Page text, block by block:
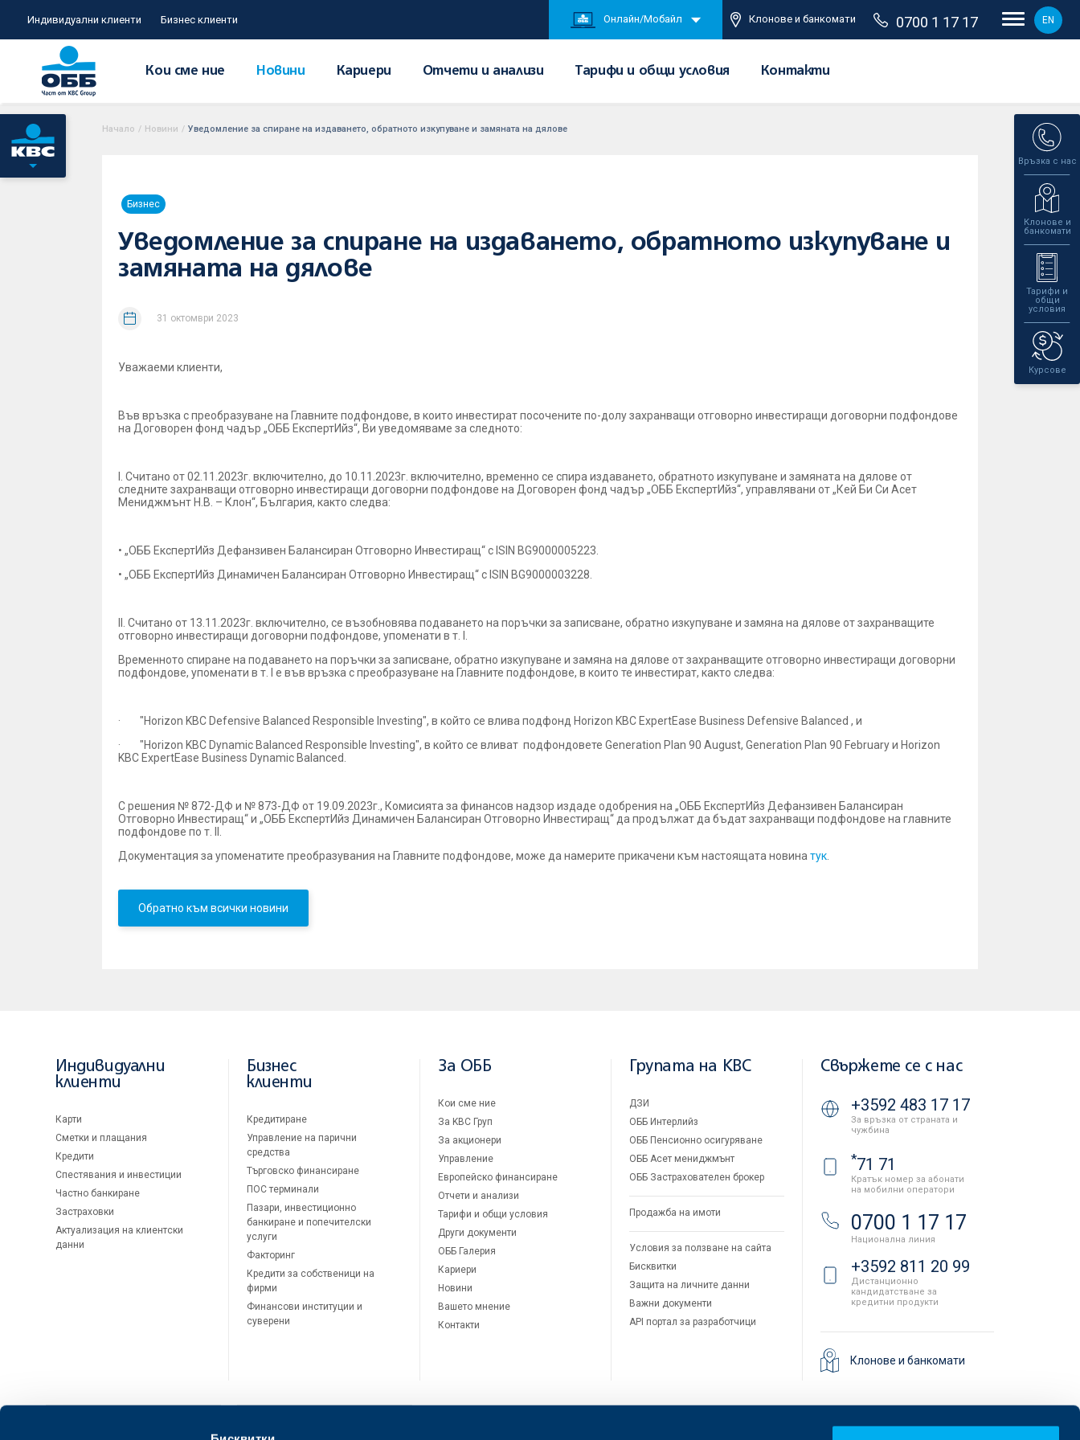
Индивидуални клиенти Бизнес клиенти Онлайн/Мобайл Клонове и банкомати 0700 1 17 17 EN
Кои сме ние Новини Кариери Отчети и анализи Тарифи и общи условия Контакти
Връзка с нас
Клонове и
банкомати
Тарифи и
общи
условия
Курсове
Начало / Новини / Уведомление за спиране на издаването, обратното изкупуване и замяната на дялове
Бизнес
Уведомление за спиране на издаването, обратното изкупуване и
замяната на дялове
31 октомври 2023
Уважаеми клиенти,
Във връзка с преобразуване на Главните подфондове, в които инвестират посочените по-долу захранващи отговорно инвестиращи договорни подфондове
на Договорен фонд чадър „ОББ ЕкспертИйз“, Ви уведомяваме за следното:
І. Считано от 02.11.2023г. включително, до 10.11.2023г. включително, временно се спира издаването, обратното изкупуване и замяната на дялове от
следните захранващи отговорно инвестиращи договорни подфондове на Договорен фонд чадър „ОББ ЕкспертИйз“, управлявани от „Кей Би Си Асет
Мениджмънт Н.В. – Клон“, България, както следва:
• „ОББ ЕкспертИйз Дефанзивен Балансиран Отговорно Инвестиращ“ с ISIN BG9000005223.
• „ОББ ЕкспертИйз Динамичен Балансиран Отговорно Инвестиращ“ с ISIN BG9000003228.
ІІ. Считано от 13.11.2023г. включително, се възобновява подаването на поръчки за записване, обратно изкупуване и замяна на дялове от захранващите
отговорно инвестиращи договорни подфондове, упоменати в т. I.
Временното спиране на подаването на поръчки за записване, обратно изкупуване и замяна на дялове от захранващите отговорно инвестиращи договорни
подфондове, упоменати в т. I е във връзка с преобразуване на Главните подфондове, в които те инвестират, както следва:
· "Horizon KBC Defensive Balanced Responsible Investing", в който се влива подфонд Horizon KBC ExpertEase Business Defensive Balanced , и
· "Horizon KBC Dynamic Balanced Responsible Investing", в който се вливат подфондовете Generation Plan 90 August, Generation Plan 90 February и Horizon
KBC ExpertEase Business Dynamic Balanced.
С решения № 872-ДФ и № 873-ДФ от 19.09.2023г., Комисията за финансов надзор издаде одобрения на „ОББ ЕкспертИйз Дефанзивен Балансиран
Отговорно Инвестиращ“ и „ОББ ЕкспертИйз Динамичен Балансиран Отговорно Инвестиращ“ да продължат да бъдат захранващи подфондове на главните
подфондове по т. II.
Документация за упоменатите преобразувания на Главните подфондове, може да намерите прикачени към настоящата новина тук
Обратно към всички новини
Индивидуални
клиенти
Карти
Сметки и плащания
Кредити
Спестявания и инвестиции
Частно банкиране
Застраховки
Актуализация на клиентски
данни
Бизнес
клиенти
Кредитиране
Управление на парични
средства
Търговско финансиране
ПОС терминали
Пазари, инвестиционно
банкиране и попечителски
услуги
Факторинг
Кредити за собственици на
фирми
Финансови институции и
суверени
За ОББ
Кои сме ние
За KBC Груп
За акционери
Управление
Европейско финансиране
Отчети и анализи
Тарифи и общи условия
Други документи
ОББ Галерия
Кариери
Новини
Вашето мнение
Контакти
Групата на KBC
ДЗИ
ОББ Интерлийз
ОББ Пенсионно осигуряване
ОББ Асет мениджмънт
ОББ Застрахователен брокер
Продажба на имоти
Условия за ползване на сайта
Бисквитки
Защита на личните данни
Важни документи
API портал за разработчици
Свържете се с нас
+3592 483 17 17
За връзка от страната и
чужбина
*71 71
Кратък номер за абонати
на мобилни оператори
0700 1 17 17
Национална линия
+3592 811 20 99
Дистанционно
кандидатстване за
кредитни продукти
Клонове и банкомати